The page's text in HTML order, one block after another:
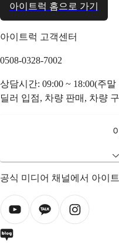
아이트럭 홈으로 가기
아이트럭 고객센터
0508-0328-7002
상담시간: 09:00 ~ 18:00(주
딜러 입점, 차량 판매, 차량
공식 미디어 채널에서 아이